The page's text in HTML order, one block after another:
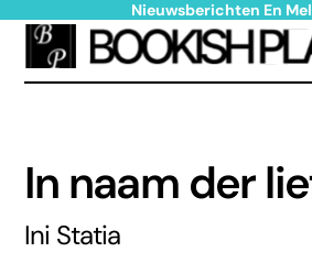
Nieuwsberichten En
In naam der
Ini Statia